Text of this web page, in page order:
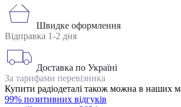
Швидке оформлення
Відправка 1-2 дня
Доставка по Україні
За тарифами перевізника
Купити радіодеталі також можна в наших
99% позитивних відгуків